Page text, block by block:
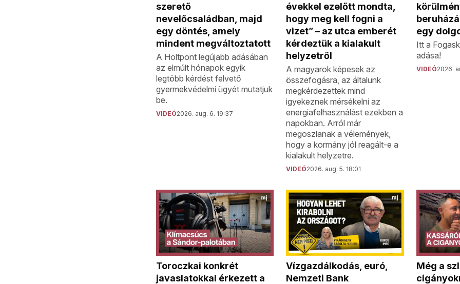
szerető
nevelőcsaládban, majd
egy döntés, amely
mindent megváltoztatott
A Holtpont legújabb adásában
az elmúlt hónapok egyik
legtöbb kérdést felvető
gyermekvédelmi ügyét mutatjuk
be.
VIDEÓ2026. aug. 6. 19:37
évekkel ezelőtt mondta,
hogy meg kell fogni a
vizet” – az utca emberét
kérdeztük a kialakult
helyzetről
A magyarok képesek az
összefogásra, az általunk
megkérdezettek mind
igyekeznek mérsékelni az
energiafelhasználást ezekben a
napokban. Arról már
megoszlanak a vélemények,
hogy a kormány jól reagált-e a
kialakult helyzetre.
VIDEÓ2026. aug. 5. 18:01
egy
Itt a
adása!
VIDEÓ2026.
Toroczkai konkrét
javaslatokkal érkezett a
Vízgazdálkodás, euró,
Nemzeti Bank
Még a